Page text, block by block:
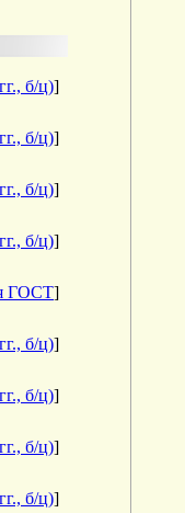
б/ц)]
б/ц)]
б/ц)]
б/ц)]
ГОСТ]
б/ц)]
б/ц)]
б/ц)]
б/ц)]